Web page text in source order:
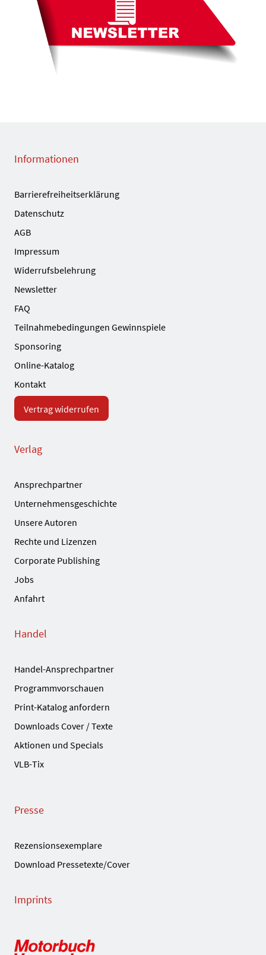
Informationen
Barrierefreiheitserklärung
Datenschutz
AGB
Impressum
Widerrufsbelehrung
Newsletter
FAQ
Teilnahmebedingungen Gewinnspiele
Sponsoring
Online-Katalog
Kontakt
Vertrag widerrufen
Verlag
Ansprechpartner
Unternehmensgeschichte
Unsere Autoren
Rechte und Lizenzen
Corporate Publishing
Jobs
Anfahrt
Handel
Handel-Ansprechpartner
Programmvorschauen
Print-Katalog anfordern
Downloads Cover / Texte
Aktionen und Specials
VLB-Tix
Presse
Rezensionsexemplare
Download Pressetexte/Cover
Imprints